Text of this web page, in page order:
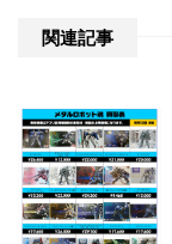
関連記事